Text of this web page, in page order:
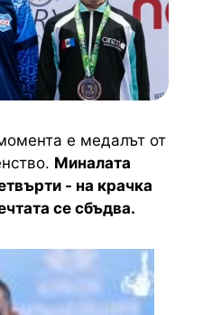
е медалът от
Миналата
- на крачка
се сбъдва.